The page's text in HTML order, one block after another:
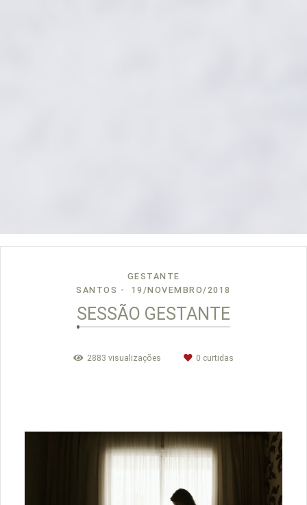
GESTANTE
SANTOS
19/NOVEMBRO/2018
SESSÃO GESTANTE
2883 visualizações 0 curtidas